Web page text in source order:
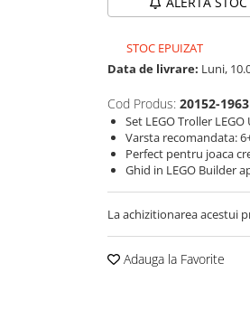
STOC EPUIZAT
Data de livrare: Luni,
Cod Produs: 20152-1963
Set LEGO Troller
Varsta recomandata:
Perfect pentru joaca
Ghid in LEGO Builder
La achizitionarea acestui
Adauga la Favorite